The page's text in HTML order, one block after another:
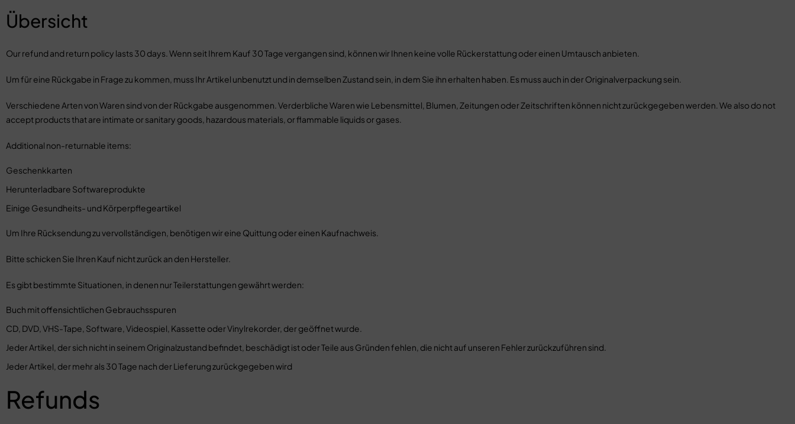
Übersicht
Our refund and return policy lasts 30 days. Wenn seit Ihrem Kauf 30 Tage vergangen sind, können wir Ihnen keine volle Rückerstattung oder einen Umtausch anbieten.
Um für eine Rückgabe in Frage zu kommen, muss Ihr Artikel unbenutzt und in demselben Zustand sein, in dem Sie ihn erhalten haben. Es muss auch in der Originalverpackung sein.
Verschiedene Arten von Waren sind von der Rückgabe ausgenommen. Verderbliche Waren wie Lebensmittel, Blumen, Zeitungen oder Zeitschriften können nicht zurückgegeben werden. We also do not
accept products that are intimate or sanitary goods, hazardous materials, or flammable liquids or gases.
Additional non-returnable items:
Geschenkkarten
Herunterladbare Softwareprodukte
Einige Gesundheits- und Körperpflegeartikel
Um Ihre Rücksendung zu vervollständigen, benötigen wir eine Quittung oder einen Kaufnachweis.
Bitte schicken Sie Ihren Kauf nicht zurück an den Hersteller.
Es gibt bestimmte Situationen, in denen nur Teilerstattungen gewährt werden:
Buch mit offensichtlichen Gebrauchsspuren
CD, DVD, VHS-Tape, Software, Videospiel, Kassette oder Vinylrekorder, der geöffnet wurde.
Jeder Artikel, der sich nicht in seinem Originalzustand befindet, beschädigt ist oder Teile aus Gründen fehlen, die nicht auf unseren Fehler zurückzuführen sind.
Jeder Artikel, der mehr als 30 Tage nach der Lieferung zurückgegeben wird
Refunds